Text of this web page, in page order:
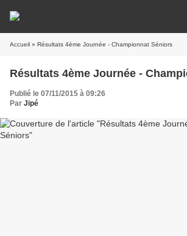
Accueil » Résultats 4ème Journée - Championnat Séniors
Résultats 4ème Journée -
Publié le 07/11/2015 à 09:26
Par Jipé